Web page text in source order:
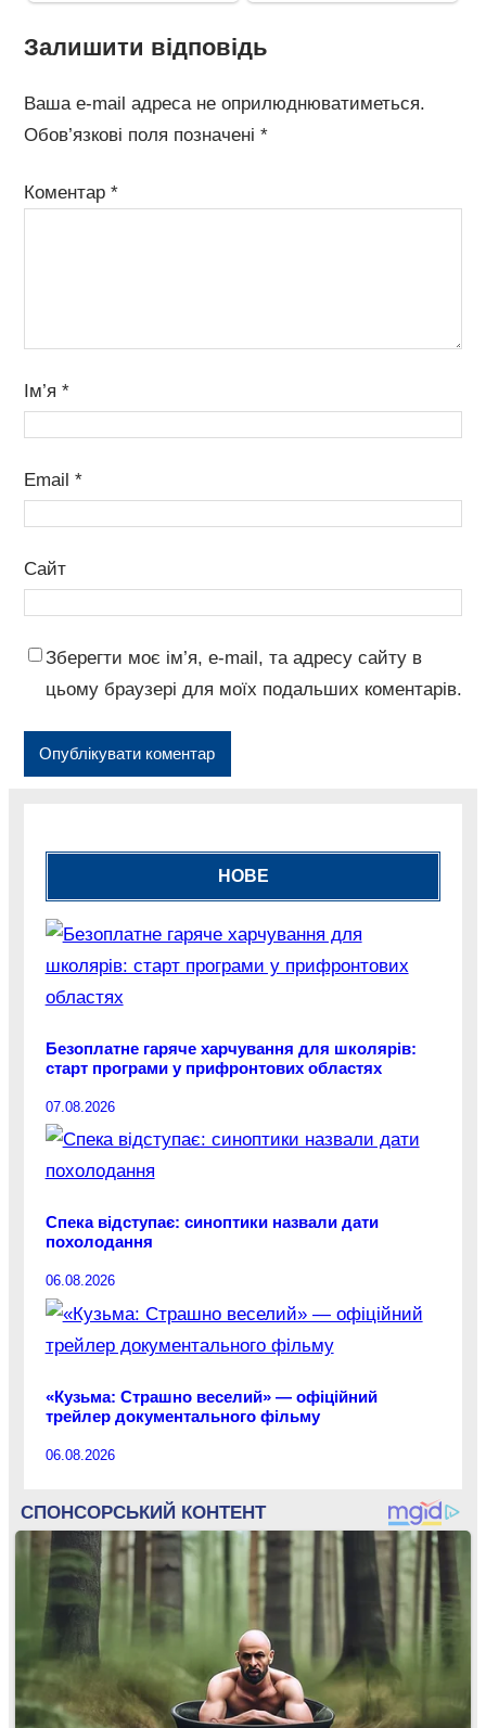
Залишити відповідь
Ваша e-mail адреса не оприлюднюватиметься.
Обов’язкові поля позначені *
Коментар *
Ім’я *
Email *
Сайт
Зберегти моє ім’я, e-mail, та адресу сайту в
цьому браузері для моїх подальших коментарів.
НОВЕ
Безоплатне гаряче харчування для школярів:
старт програми у прифронтових областях
07.08.2026
Спека відступає: синоптики назвали дати
похолодання
06.08.2026
«Кузьма: Страшно веселий» — офіційний
трейлер документального фільму
06.08.2026